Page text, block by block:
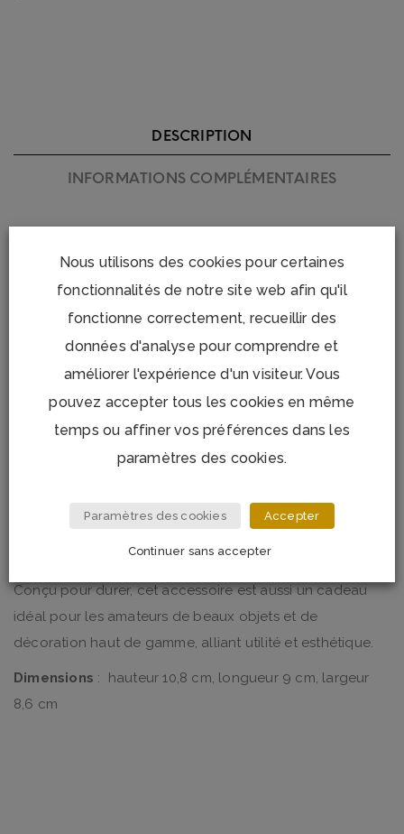
DESCRIPTION
INFORMATIONS COMPLÉMENTAIRES
Alliez organisation et raffinement avec leporte-crayons
LouxorsignéBaccarat, un accessoire de bureau
luxueux en cristal taillé à la main. Inspiré par l’élégance
intemporelle de la collection Louxor, ce porte-crayons
allie design sophistiqué et fonctionnalité pour sublimer
Fabriqué dans le cristal pur et lumineux propre à
Baccarat, ce porte-crayons se distingue par ses motifs
facettés délicatement taillés, qui captent la lumière et
compacte permet de ranger facilement stylos, crayons
et autres outils d’écriture tout en apportant une touche
décorative élégante.
Conçu pour durer, cet accessoire est aussi un cadeau
idéal pour les amateurs de beaux objets et de
décoration haut de gamme, alliant utilité et esthétique.
Dimensions : hauteur 10,8 cm, longueur 9 cm, largeur
8,6 cm
Nous utilisons des cookies pour certaines
fonctionnalités de notre site web afin qu'il
fonctionne correctement, recueillir des
données d'analyse pour comprendre et
améliorer l'expérience d'un visiteur. Vous
pouvez accepter tous les cookies en même
temps ou affiner vos préférences dans les
paramètres des cookies.
Paramètres des cookies Accepter
Continuer sans accepter